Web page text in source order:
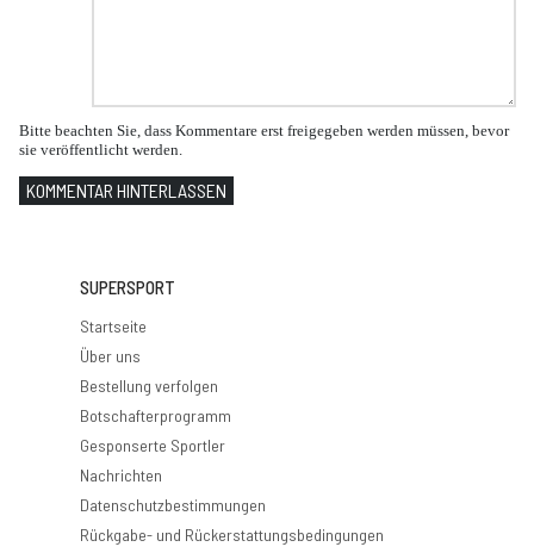
Bitte beachten Sie, dass Kommentare erst freigegeben werden müssen, bevor
sie veröffentlicht werden.
KOMMENTAR HINTERLASSEN
SUPERSPORT
Startseite
Über uns
Bestellung verfolgen
Botschafterprogramm
Gesponserte Sportler
Nachrichten
Datenschutzbestimmungen
Rückgabe- und Rückerstattungsbedingungen